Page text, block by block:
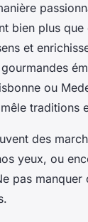
bien plus que
et
ou
traditions
des
yeux, ou
pas manquer